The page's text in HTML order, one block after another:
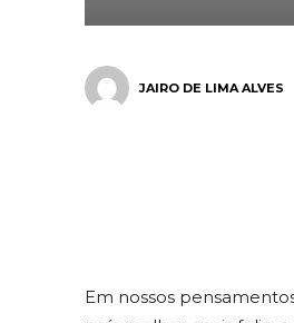
JAIRO DE LIMA ALVES
Em nossos